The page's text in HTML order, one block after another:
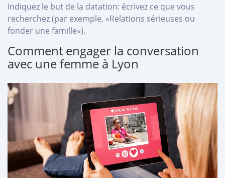
Indiquez le but de la datation: écrivez ce que vous
recherchez (par exemple, «Relations sérieuses ou
fonder une famille»).
Comment engager la conversation
avec une femme à Lyon